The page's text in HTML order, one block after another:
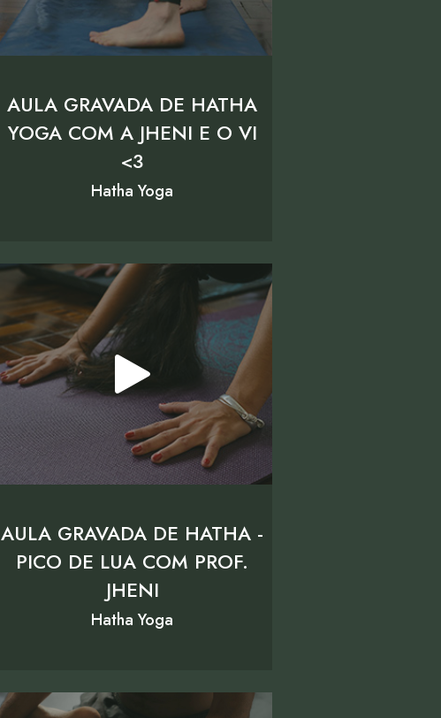
AULA GRAVADA DE HATHA
YOGA COM A JHENI E O VI
<3
Hatha Yoga
AULA GRAVADA DE HATHA -
PICO DE LUA COM PROF.
JHENI
Hatha Yoga